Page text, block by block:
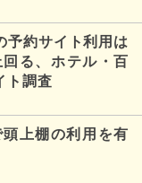
予約サイト利用は
る、ホテル・百
ト調査
上棚の利用を有